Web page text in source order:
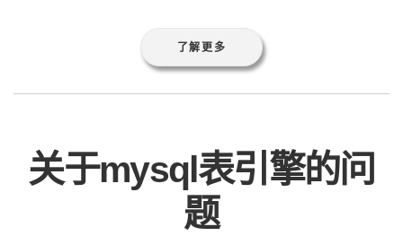
了解更多
关于mysql表引擎的问
题